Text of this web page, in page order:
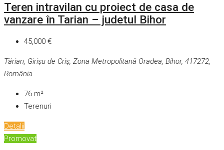
Teren intravilan cu proiect de casa de
vanzare în Tarian – judetul Bihor
45,000 €
Tărian, Girișu de Criș, Zona Metropolitană Oradea, Bihor, 417272,
România
76 m²
Terenuri
Detalii
Promovat